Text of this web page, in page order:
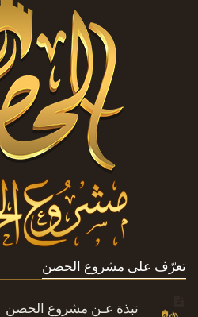
تعرّف على مشروع الحصن
نبذة عـن مشروع الحصن